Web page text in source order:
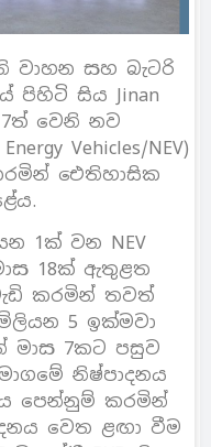
වාහන සහ බැටරි
පිහිටි සිය Jinan
වෙනි නව
Vehicles/NEV)
කරමින් ඓතිහාසික
1ක් වන NEV
18ක් ඇතුළත
කරමින් තවත්
5 ඉක්මවා
මාස 7කට පසුව
නිෂ්පාදනය
පෙන්නුම් කරමින්
වෙත ළඟා වීම